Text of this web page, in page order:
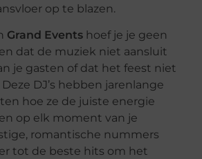
op te blazen.
Grand Eventshoef je je geen
dat de muziek niet aansluit
je gasten of dat het feest niet
DJ’s hebben jarenlange
hoe ze de juiste energie
op elk moment van je
romantische nummers
tot de beste hits om het